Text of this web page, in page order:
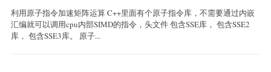
利用原子指令加速矩阵运算 C++里面有个原子指令库，不需要通过内嵌
汇编就可以调用cpu内部SIMD的指令，头文件 包含SSE库， 包含SSE2
库， 包含SSE3库。 原子...